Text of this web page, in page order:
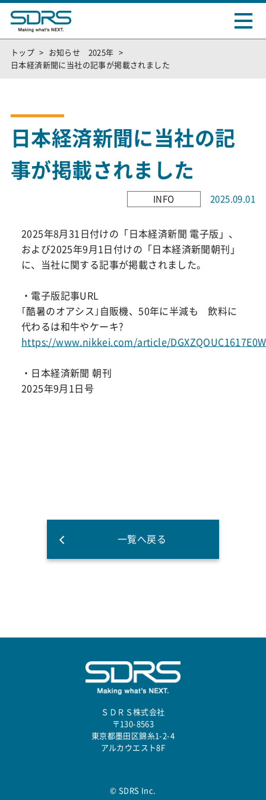
トップ
お知らせ 2025年
日本経済新聞に当社の記事が掲載されました
日本経済新聞に当社の記
事が掲載されました
INFO 2025.09.01
2025年8月31日付けの「日本経済新聞 電子版」、
および2025年9月1日付けの「日本経済新聞朝刊」
に、当社に関する記事が掲載されました。
・電子版記事URL
｢酷暑のオアシス｣自販機、50年に半減も 飲料に
代わるは和牛やケーキ?
https://www.nikkei.com/article/
・日本経済新聞 朝刊
2025年9月1日号
一覧へ戻る
ＳＤＲＳ株式会社
〒130-8563
東京都墨田区錦糸1-2-4
アルカウエスト8F
© SDRS Inc.